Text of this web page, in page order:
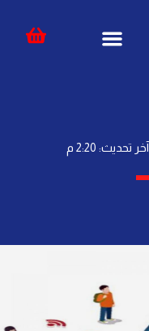
آخر تحديث: 2:20 م